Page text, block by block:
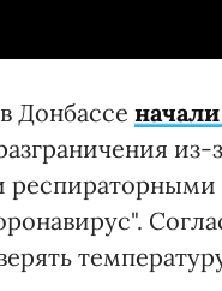
Донбассе